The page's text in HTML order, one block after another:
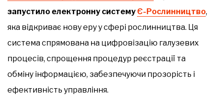
запустило електронну систему Є-Рослинництво,
яка відкриває нову еру у сфері рослинництва. Ця
система спрямована на цифровізацію галузевих
процесів, спрощення процедур реєстрації та
обміну інформацією, забезпечуючи прозорість і
ефективність управління.